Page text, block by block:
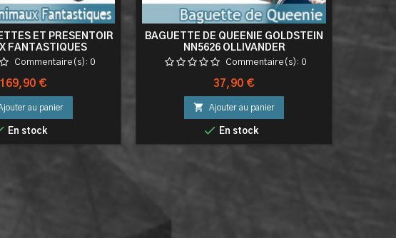
ET PRÉSENTOIR
FANTASTIQUES
Commentaire(s): 0
Prix
169,90 €
au panier
En stock
BAGUETTE DE QUEENIE GOLDSTEIN
NN5626 OLLIVANDER
Commentaire(s): 0
Prix
37,90 €
 Ajouter au panier
 En stock